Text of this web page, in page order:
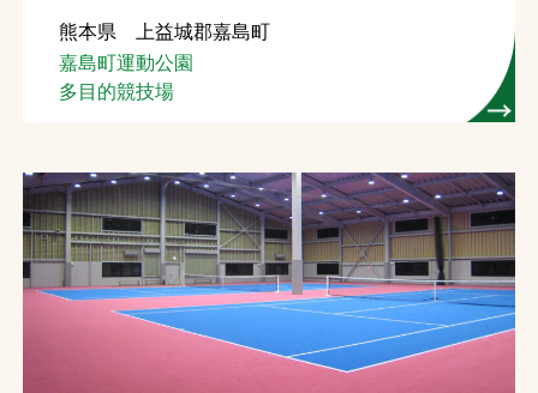
お問合せ
お取引先の皆様へ
ソーシャルメディアポリシー
InstagramFacebookYouTube
熊本県 上益城郡嘉島町
嘉島町運動公園
多目的競技場